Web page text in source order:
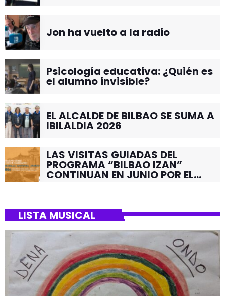
Jon ha vuelto a la radio
Psicología educativa: ¿Quién es
el alumno invisible?
EL ALCALDE DE BILBAO SE SUMA A
IBILALDIA 2026
LAS VISITAS GUIADAS DEL
PROGRAMA “BILBAO IZAN”
CONTINUAN EN JUNIO POR EL
LISTA MUSICAL